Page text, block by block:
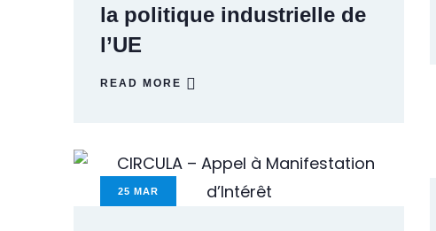
la politique industrielle de
l’UE
READ MORE
25 MAR